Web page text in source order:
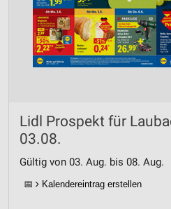
Lidl Prospekt für
03.08.
Gültig von 03. Aug. bis 08. Aug.
📅 Kalendereintrag erstellen